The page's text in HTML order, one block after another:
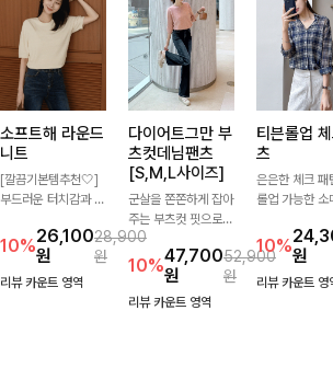
소프트해 라운드
니트
[깔끔기본템추천🤍]
부드러운 터치감과 군
로 매일 손이 가는 자
체제작 니트입니다.
자연스럽게 떨어지는
10%26,100
원
28,900
원
리뷰 카운트 영역
다이어트그만 부
츠컷데님팬츠
[S,M,L사이즈]
군살을 쫀쫀하게 잡아
주는 부츠컷 핏으로
다리 라인을 이쁘고
깔끔하게 만들어주고
진청 색감으로 더욱
슬림해보이는 효과를
10%47,700
원
52,900
원
리뷰 카운트 영역
티븐롤업
츠
은은한 체크 패
롤업 가능한 소
를 연출하실 수
요🌿 차르르 흐
가벼운 소재와
10%원
리뷰 카운트 영